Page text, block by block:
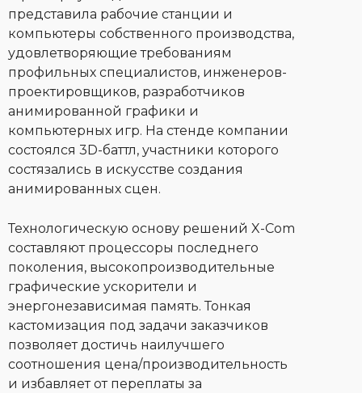
представила рабочие станции и
компьютеры собственного производства,
удовлетворяющие требованиям
профильных специалистов, инженеров-
проектировщиков, разработчиков
анимированной графики и
компьютерных игр. На стенде компании
состоялся 3D-баттл, участники которого
состязались в искусстве создания
анимированных сцен.
Технологическую основу решений X-Com
составляют процессоры последнего
поколения, высокопроизводительные
графические ускорители и
энергонезависимая память. Тонкая
кастомизация под задачи заказчиков
позволяет достичь наилучшего
соотношения цена/производительность
и избавляет от переплаты за